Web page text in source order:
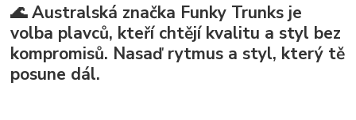
🌊Australská značka Funky Trunks je
volba plavců, kteří chtějí kvalitu a styl bez
kompromisů. Nasaď rytmus a styl, který tě
posune dál.